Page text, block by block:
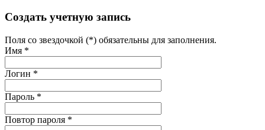
Создать учетную запись
Поля со звездочкой (*) обязательны для заполнения.
Имя *
Логин *
Пароль *
Повтор пароля *